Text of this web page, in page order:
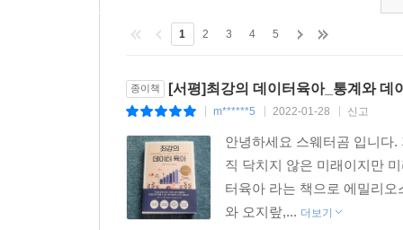
수면 습관 들이기는 정말 효과가 있을까?
무작위로 절반은 실험군으로, 나머지 절반은 대
걸렸고 신체 건강이 좋아진 것을 발견했다. 또 그
이러한 결과는 연구 전반에 걸쳐 고르게 나타난
아 스트레스를 덜어 주는 효과를 가져온다. 어떤
우울증 판정을 받은 산모가 70퍼센트였으나 수
수면 훈련이 부모에게 좋다는 사실은 무시할 수 없
· 수면 훈련은 아기에게만 유익하다?
아기의 수면은 아기의 성장과 엄마의 행복, 모두
확인했다. 한 소규모 연구에서는 우울증 판정을
한 연구에서 생후 12~24개월 된 아이들에게 6
없었다. 하지만 3~5세 아이들을 비교했을 때에
독서, 놀이 등 여러 활동을 통해 많은 것을 배운
동영상을 시청하는 만큼 이런 활동 시간은 줄어
1 2 3 4 5
종이책 [서평]최강의 데이터육아_통계와 데
m******5 2022-01-28 신고
안녕하세요 스웨터곰 입니다
직 닥치지 않은 미래이지만
터육아 라는 책으로 에밀리
와 오지랖,... 더보기